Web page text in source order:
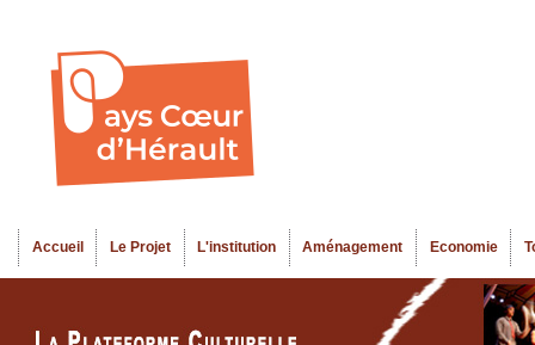
Menu principal
Accueil Le Projet L'institution Aménagement Economie